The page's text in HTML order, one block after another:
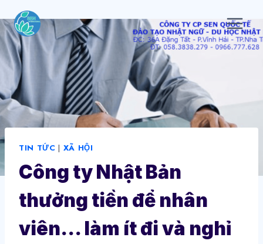
to
content
TIN TỨC | XÃ HỘI
Công ty Nhật Bản
thưởng tiền để nhân
viên… làm ít đi và nghỉ